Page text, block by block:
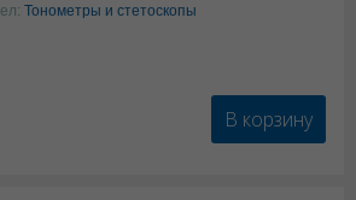
Тонометры и стетоскопы
В корзину